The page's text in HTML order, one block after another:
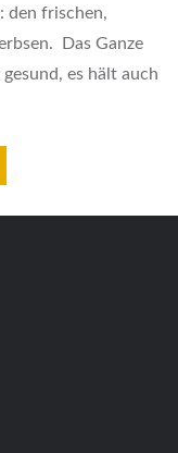
den frischen,
Das Ganze
es hält auch